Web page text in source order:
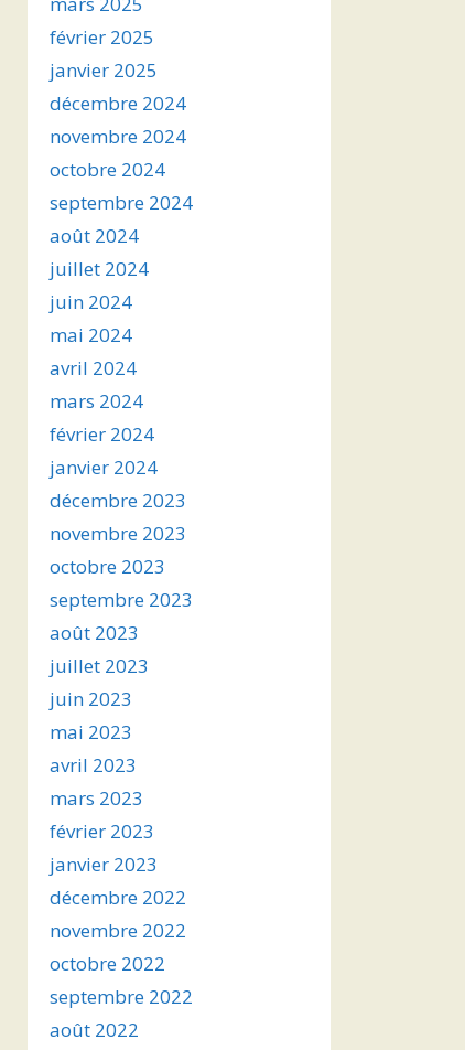
février 2025
janvier 2025
décembre 2024
novembre 2024
octobre 2024
septembre 2024
août 2024
juillet 2024
juin 2024
mai 2024
avril 2024
mars 2024
février 2024
janvier 2024
décembre 2023
novembre 2023
octobre 2023
septembre 2023
août 2023
juillet 2023
juin 2023
mai 2023
avril 2023
mars 2023
février 2023
janvier 2023
décembre 2022
novembre 2022
octobre 2022
septembre 2022
août 2022